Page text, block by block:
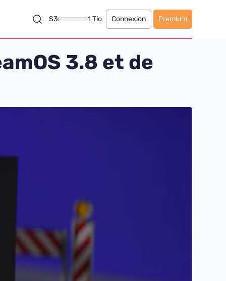
S3 1 Tio Connexion Premium
3.8 et de